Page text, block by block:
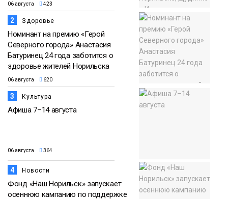
06 августа 423
2 Здоровье
Номинант на премию «Герой
Северного города» Анастасия
Батуринец 24 года заботится о
здоровье жителей Норильска
06 августа 620
3 Культура
Афиша 7–14 августа
06 августа 364
4 Новости
Фонд «Наш Норильск» запускает
осеннюю кампанию по поддержке